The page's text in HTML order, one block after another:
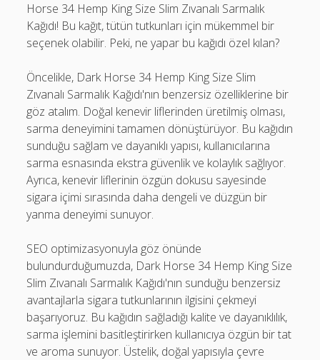
Horse 34 Hemp King Size Slim Zıvanalı Sarmalık
Kağıdı! Bu kağıt, tütün tutkunları için mükemmel bir
seçenek olabilir. Peki, ne yapar bu kağıdı özel kılan?
Öncelikle, Dark Horse 34 Hemp King Size Slim
Zıvanalı Sarmalık Kağıdı'nın benzersiz özelliklerine bir
göz atalım. Doğal kenevir liflerinden üretilmiş olması,
sarma deneyimini tamamen dönüştürüyor. Bu kağıdın
sunduğu sağlam ve dayanıklı yapısı, kullanıcılarına
sarma esnasında ekstra güvenlik ve kolaylık sağlıyor.
Ayrıca, kenevir liflerinin özgün dokusu sayesinde
sigara içimi sırasında daha dengeli ve düzgün bir
yanma deneyimi sunuyor.
SEO optimizasyonuyla göz önünde
bulundurduğumuzda, Dark Horse 34 Hemp King Size
Slim Zıvanalı Sarmalık Kağıdı'nın sunduğu benzersiz
avantajlarla sigara tutkunlarının ilgisini çekmeyi
başarıyoruz. Bu kağıdın sağladığı kalite ve dayanıklılık,
sarma işlemini basitleştirirken kullanıcıya özgün bir tat
ve aroma sunuyor. Üstelik, doğal yapısıyla çevre